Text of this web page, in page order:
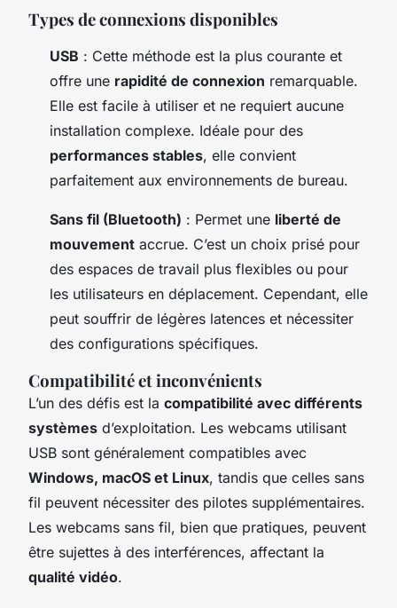
Types de connexions disponibles
USB : Cette méthode est la plus courante et
offre une rapidité de connexion remarquable.
Elle est facile à utiliser et ne requiert aucune
installation complexe. Idéale pour des
performances stables, elle convient
parfaitement aux environnements de bureau.
Sans fil (Bluetooth) : Permet une liberté de
mouvement accrue. C’est un choix prisé pour
des espaces de travail plus flexibles ou pour
les utilisateurs en déplacement. Cependant, elle
peut souffrir de légères latences et nécessiter
des configurations spécifiques.
Compatibilité et inconvénients
L’un des défis est la compatibilité avec différents
systèmes d’exploitation. Les webcams utilisant
USB sont généralement compatibles avec
Windows, macOS et Linux, tandis que celles sans
fil peuvent nécessiter des pilotes supplémentaires.
Les webcams sans fil, bien que pratiques, peuvent
être sujettes à des interférences, affectant la
qualité vidéo.